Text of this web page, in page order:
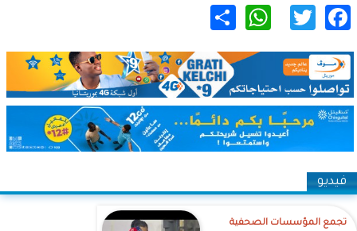
Facebook
Twitter
WhatsApp
فيديو
تجمع المؤسسات الصحفية